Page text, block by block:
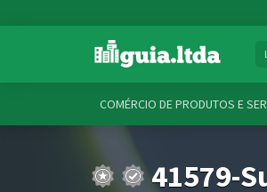
COMÉRCIO DE PRODUTOS E
41579-